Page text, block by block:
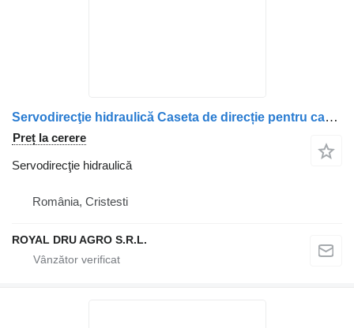
Servodirecţie hidraulică Caseta de direcție pentru camion DAF 8046 955 187
Preț la cerere
Servodirecţie hidraulică
România, Cristesti
ROYAL DRU AGRO S.R.L.